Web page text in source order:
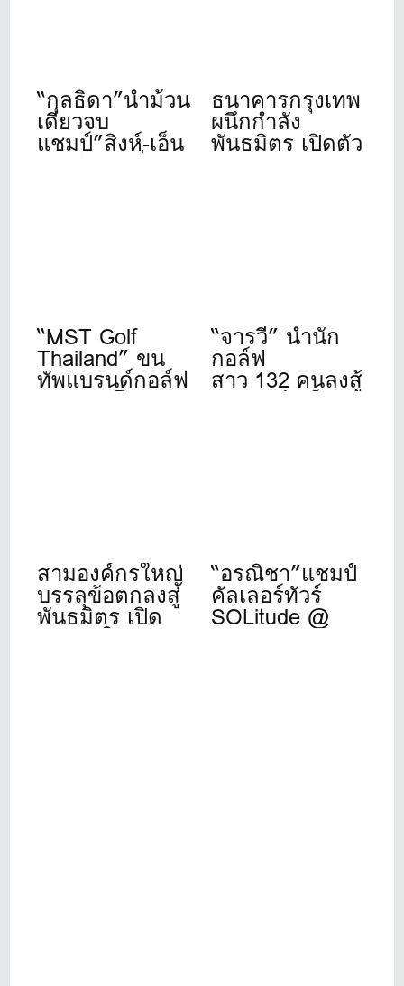
“กุลธิดา”นำม้วน
เดียวจบ
แชมป์”สิงห์-เอ็น
เอสดีเอฟ”ที่เดอะ
ธนาคารกรุงเทพ
ผนึกกำลัง
พันธมิตร เปิดตัว
“MST Golf
Thailand” ขน
ทัพแบรนด์กอล์ฟ
ดังระดับโลก
“จารวี” นำนัก
กอล์ฟ
สาว 132 คนลงสู้
ศึก”สิงห์- เอ็นเอ
สามองค์กรใหญ่
บรรลุข้อตกลงสู่
พันธมิตร เปิด
ศักราชใหม่ของ
“อรณิชา”แชมป์
คัลเลอร์ทัวร์
SOLitude @
Winsor Park